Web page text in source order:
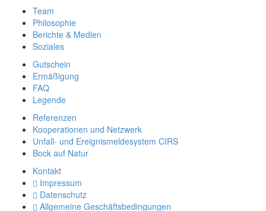
Team
Philosophie
Berichte & Medien
Soziales
Gutschein
Ermäßigung
FAQ
Legende
Referenzen
Kooperationen und Netzwerk
Unfall- und Ereignismeldesystem CIRS
Bock auf Natur
Kontakt
Impressum
Datenschutz
Allgemeine Geschäftsbedingungen